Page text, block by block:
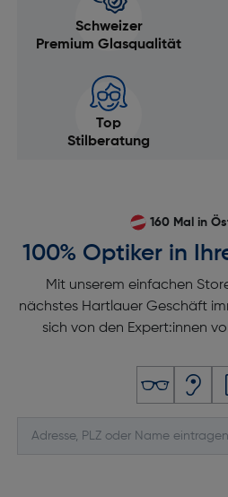
Schweizer
Premium Glasqualität
Top
Stilberatung
160 Mal in
100% Optiker in
Mit unserem einfachen
nächstes Hartlauer Geschäft
sich von den Expert:innen